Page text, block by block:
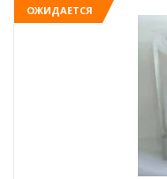
ОЖИДАЕТСЯ